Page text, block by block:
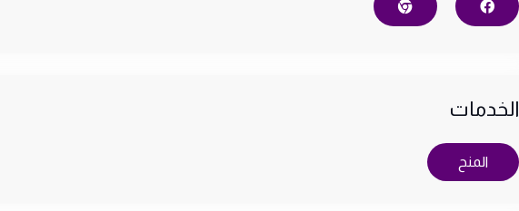
الخدمات
المنح